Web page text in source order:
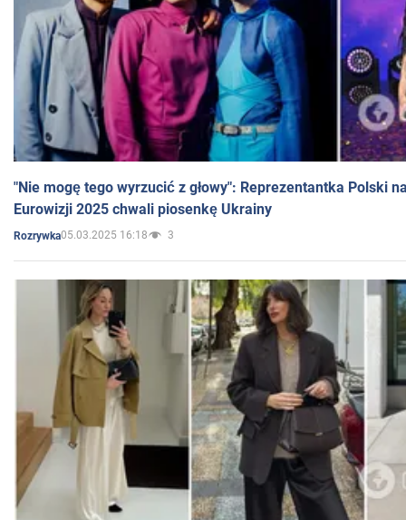
"Nie mogę tego wyrzucić z głowy": Reprezentantka Polski
Eurowizji 2025 chwali piosenkę Ukrainy
Rozrywka05.03.2025 16:18 3